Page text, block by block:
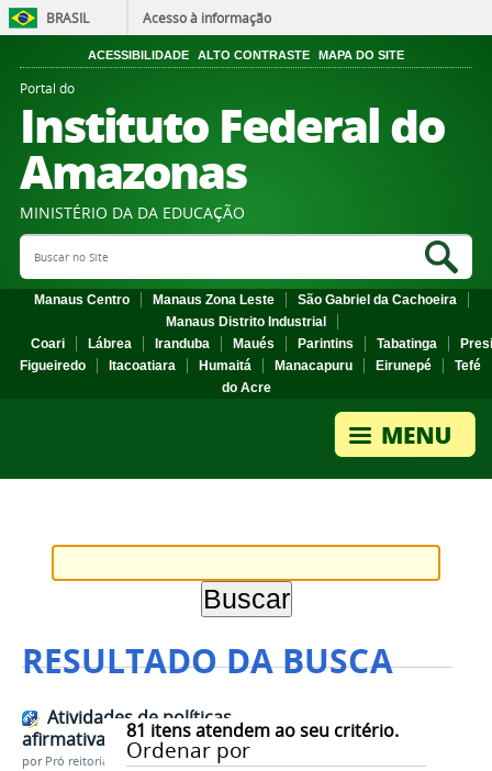
BRASIL Acesso à informação
ACESSIBILIDADE ALTO CONTRASTE MAPA DO SITE
Portal do
Instituto Federal do
Amazonas
MINISTÉRIO DA DA EDUCAÇÃO
Search Site
Manaus Centro Manaus Zona Leste
São Gabriel da Cachoeira
Manaus Distrito Industrial
Coari
Lábrea Iranduba Maués Parintins Tabatinga
Figueiredo
Itacoatiara Humaitá Manacapuru Eirunepé
Tefé
do Acre
RESULTADO DA BUSCA
81 itens atendem ao seu critério.
Ordenar por
Atividades de políticas
afirmativas em Maués
por Pró reitoria de Ensino